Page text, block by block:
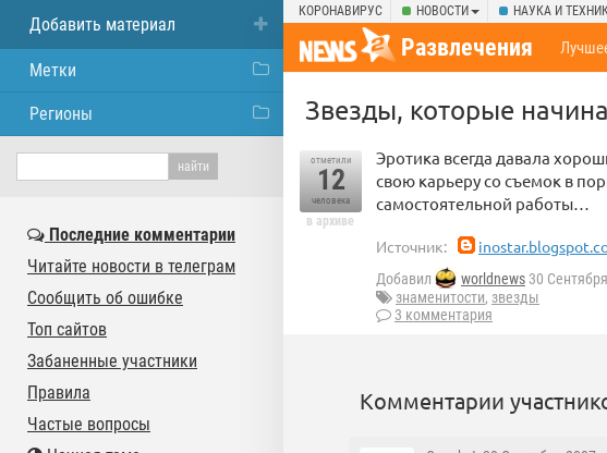
КОРОНАВИРУС НОВОСТИ НАУКА И
Развлечения
Звезды, которые
отметили
12
человека
в архиве
Эротика всегда давала
свою карьеру со съемок в
самостоятельной работы…
Источник:
Добавил worldnews 30
знаменитости, звезды
3 комментария
Комментарии
Добавить материал
Метки
Регионы
Последние комментарии
Читайте новости в телеграм
Сообщить об ошибке
Топ сайтов
Забаненные участники
Правила
Частые вопросы